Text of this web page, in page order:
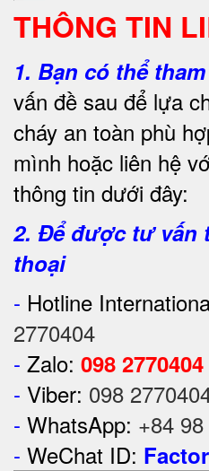
THÔNG TIN
1. Bạn có thể
vấn đề sau để lựa
cháy an toàn phù
mình hoặc liên hệ
thông tin dưới đây:
2. Để được tư vấn
thoại
- Hotline
2770404
- Zalo: 098 2770404
- Viber: 098
- WhatsApp: +84
- WeChat ID: